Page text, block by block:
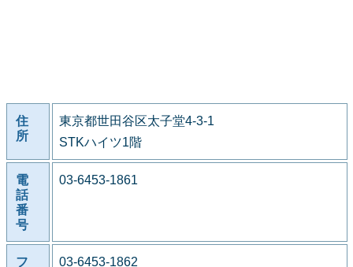
住
所
東京都世田谷区太子堂4-3-1
STKハイツ1階
電
話
番
号
03-6453-1861
フ 03-6453-1862